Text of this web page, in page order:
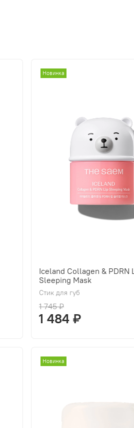
Новинка
Iceland Collagen & PDRN
Sleeping Mask
Стик для губ
1 745 ₽
1 484 ₽
Новинка